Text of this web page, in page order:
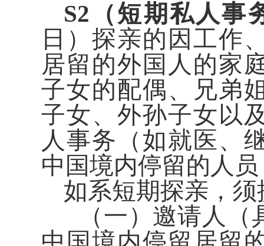
S2（短期私人事
日）探亲的因工作
居留的外国人的家
子女的配偶、兄弟
子女、外孙子女以
人事务（如就医、
中国境内停留的人
如系短期探亲，须
（一）邀请人（